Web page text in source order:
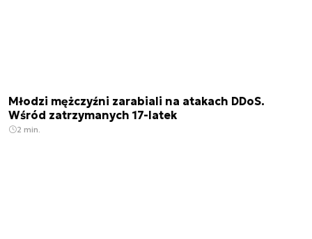
Młodzi mężczyźni zarabiali na atakach DDoS.
Wśród zatrzymanych 17-latek
2 min.